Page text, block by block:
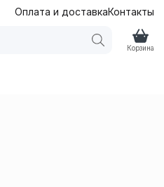
Оплата и доставкаКонтакты
Корзина